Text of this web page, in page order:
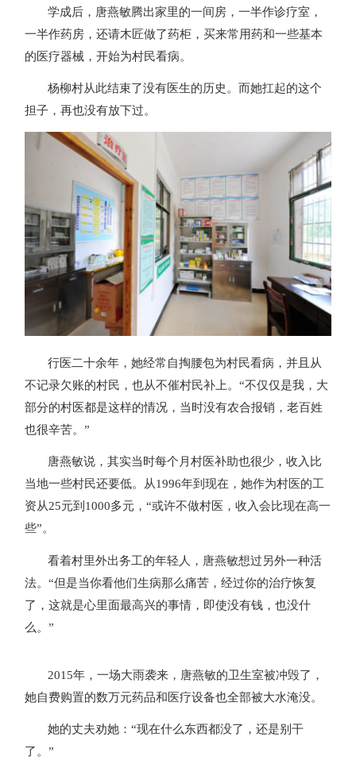
学成后，唐燕敏腾出家里的一间房，一半作诊疗室，
一半作药房，还请木匠做了药柜，买来常用药和一些基本
的医疗器械，开始为村民看病。
杨柳村从此结束了没有医生的历史。而她扛起的这个
担子，再也没有放下过。
行医二十余年，她经常自掏腰包为村民看病，并且从
不记录欠账的村民，也从不催村民补上。“不仅仅是我，大
部分的村医都是这样的情况，当时没有农合报销，老百姓
也很辛苦。”
唐燕敏说，其实当时每个月村医补助也很少，收入比
当地一些村民还要低。从1996年到现在，她作为村医的工
资从25元到1000多元，“或许不做村医，收入会比现在高一
些”。
看着村里外出务工的年轻人，唐燕敏想过另外一种活
法。“但是当你看他们生病那么痛苦，经过你的治疗恢复
了，这就是心里面最高兴的事情，即使没有钱，也没什
么。”
2015年，一场大雨袭来，唐燕敏的卫生室被冲毁了，
她自费购置的数万元药品和医疗设备也全部被大水淹没。
她的丈夫劝她：“现在什么东西都没了，还是别干
了。”